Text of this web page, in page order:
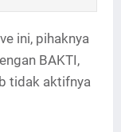
ini, pihaknya
BAKTI,
tidak aktifnya